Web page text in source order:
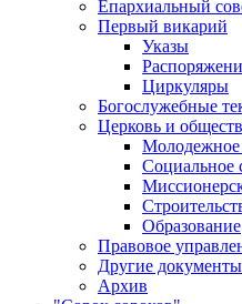
Епархиальный
Первый викарий
Указы
Циркуляры
Богослужебные
Церковь и
Молодежное
Социальное
Образование
Правовое
Другие документы
Архив